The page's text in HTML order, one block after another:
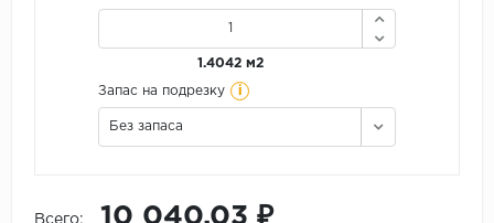
1.4042 м2
Запас на подрезку i
Без запаса
Всего: 10 040.03 ₽